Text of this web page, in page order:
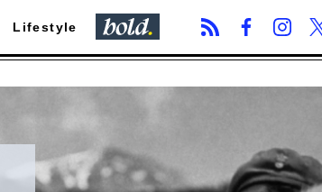
Lifestyle